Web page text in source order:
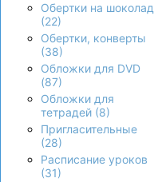
Обертки на шоколад
(22)
Обертки, конверты
(38)
Обложки для DVD
(87)
Обложки для
тетрадей (8)
Пригласительные
(28)
Расписание уроков
(31)